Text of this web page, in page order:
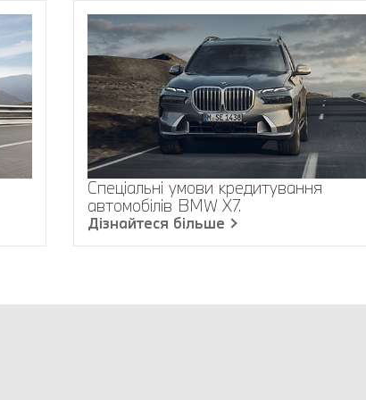
Спеціальні умови кредитування
автомобілів BMW X7.
Дізнайтеся більше